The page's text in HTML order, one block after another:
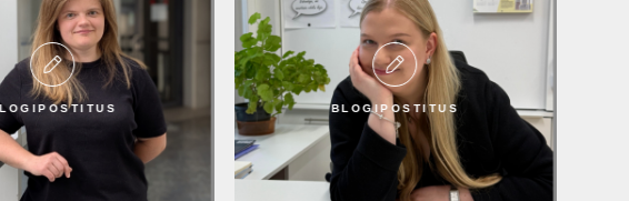
BLOGIPOSTITUS